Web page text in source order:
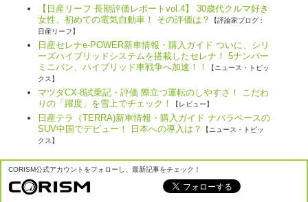
【日産リーフ 長期評価レポートvol.4】 30歳代クルマ好き
女性、初めての電気自動車！ その評価は？
【評論家ブログ :
日産リーフ】
日産セレナe-POWER新車情報・購入ガイド ついに、シリ
ーズハイブリッドシステムを搭載したセレナ！ 5ナンバー
ミニバン、ハイブリッド車戦争へ加速！！
【ニュース・トピッ
クス】
マツダCX-8試乗記・評価 際立つ運転のしやすさ！ こだわ
りの「躍度」を雪上でチェック！
【レビュー】
日産テラ（TERRA)新車情報・購入ガイド ナバラベースの
SUV中国でデビュー！ 日本への導入は？
【ニュース・トピッ
クス】
CORISM公式アカウントをフォローし、最新記事をチェック！